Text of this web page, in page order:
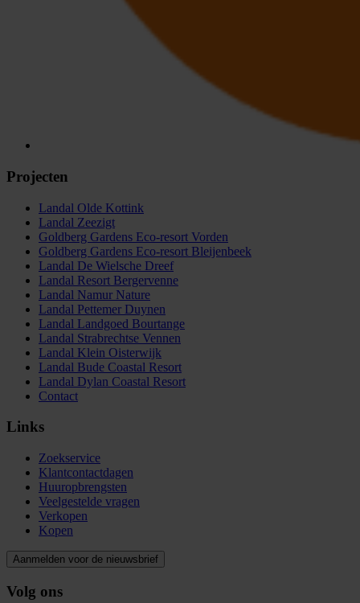
Projecten
Landal Olde Kottink
Landal Zeezigt
Goldberg Gardens Eco-resort Vorden
Goldberg Gardens Eco-resort Bleijenbeek
Landal De Wielsche Dreef
Landal Resort Bergervenne
Landal Namur Nature
Landal Pettemer Duynen
Landal Landgoed Bourtange
Landal Strabrechtse Vennen
Landal Klein Oisterwijk
Landal Bude Coastal Resort
Landal Dylan Coastal Resort
Contact
Links
Zoekservice
Klantcontactdagen
Huuropbrengsten
Veelgestelde vragen
Verkopen
Kopen
Aanmelden voor de nieuwsbrief
Volg ons